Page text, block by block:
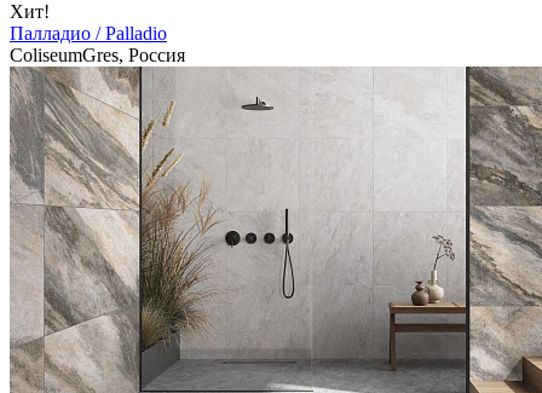
Хит!
Палладио / Palladio
ColiseumGres, Россия